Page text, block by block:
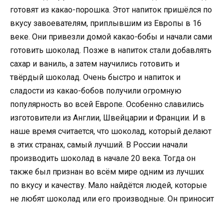
готовят из какао-порошка. Этот напиток пришёлся по
вкусу завоевателям, приплывшим из Европы в 16
веке. Они привезли домой какао-бобы и начали сами
готовить шоколад. Позже в напиток стали добавлять
сахар и ваниль, а затем научились готовить и
твёрдый шоколад. Очень быстро и напиток и
сладости из какао-бобов получили огромную
популярность во всей Европе. Особенно славились
изготовители из Англии, Швейцарии и Франции. И в
наше время считается, что шоколад, который делают
в этих странах, самый лучший. В России начали
производить шоколад в начале 20 века. Тогда он
также был признан во всём мире одним из лучших
по вкусу и качеству. Мало найдётся людей, которые
не любят шоколад или его производные. Он приносит